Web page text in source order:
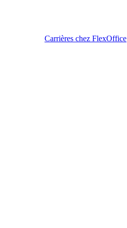
Carrières chez FlexOffice